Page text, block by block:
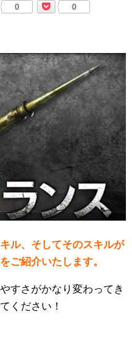
0 0
ル、そしてそのスキルが
ご紹介いたします。
すさがかなり変わってき
ください！